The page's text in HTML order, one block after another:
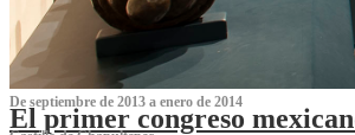
De septiembre de 2013 a enero de 2014
El primer congreso